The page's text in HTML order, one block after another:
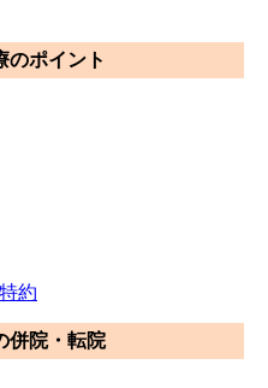
のポイント
約
併院・転院